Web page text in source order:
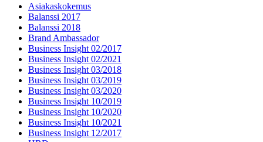
Asiakaskokemus
Balanssi 2017
Balanssi 2018
Brand Ambassador
Business Insight 02/2017
Business Insight 02/2021
Business Insight 03/2018
Business Insight 03/2019
Business Insight 03/2020
Business Insight 10/2019
Business Insight 10/2020
Business Insight 10/2021
Business Insight 12/2017